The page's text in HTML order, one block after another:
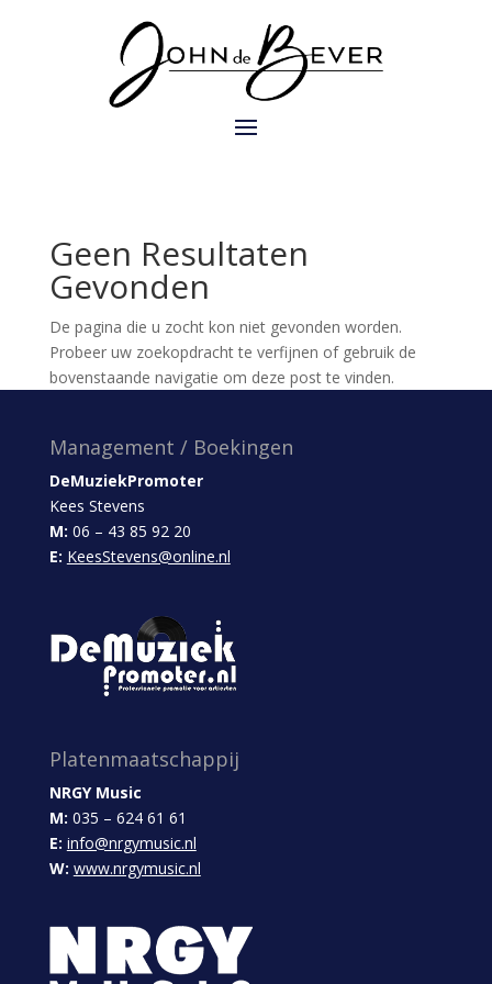
Geen Resultaten
Gevonden
De pagina die u zocht kon niet gevonden worden.
Probeer uw zoekopdracht te verfijnen of gebruik de
bovenstaande navigatie om deze post te vinden.
Management / Boekingen
DeMuziekPromoter
Kees Stevens
M: 06 – 43 85 92 20
E: KeesStevens@online.nl
Platenmaatschappij
NRGY Music
M: 035 – 624 61 61
E: info@nrgymusic.nl
W: www.nrgymusic.nl